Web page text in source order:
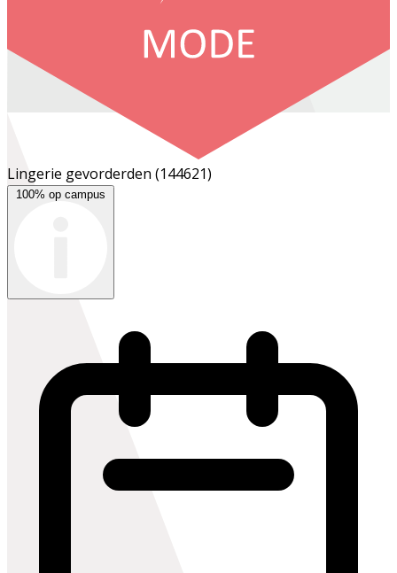
Lingerie gevorderden (144621)
100% op campus